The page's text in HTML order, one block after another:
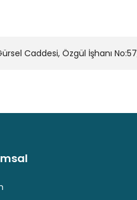
Caddesi, Özgül İşhanı